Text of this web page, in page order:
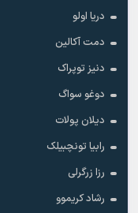
دریا اولو
دمت آکالین
دنیز توپراک
دوغو سواگ
دیلان پولات
رابیا تونچبیلک
رزا زرگرلی
رشاد کریموو